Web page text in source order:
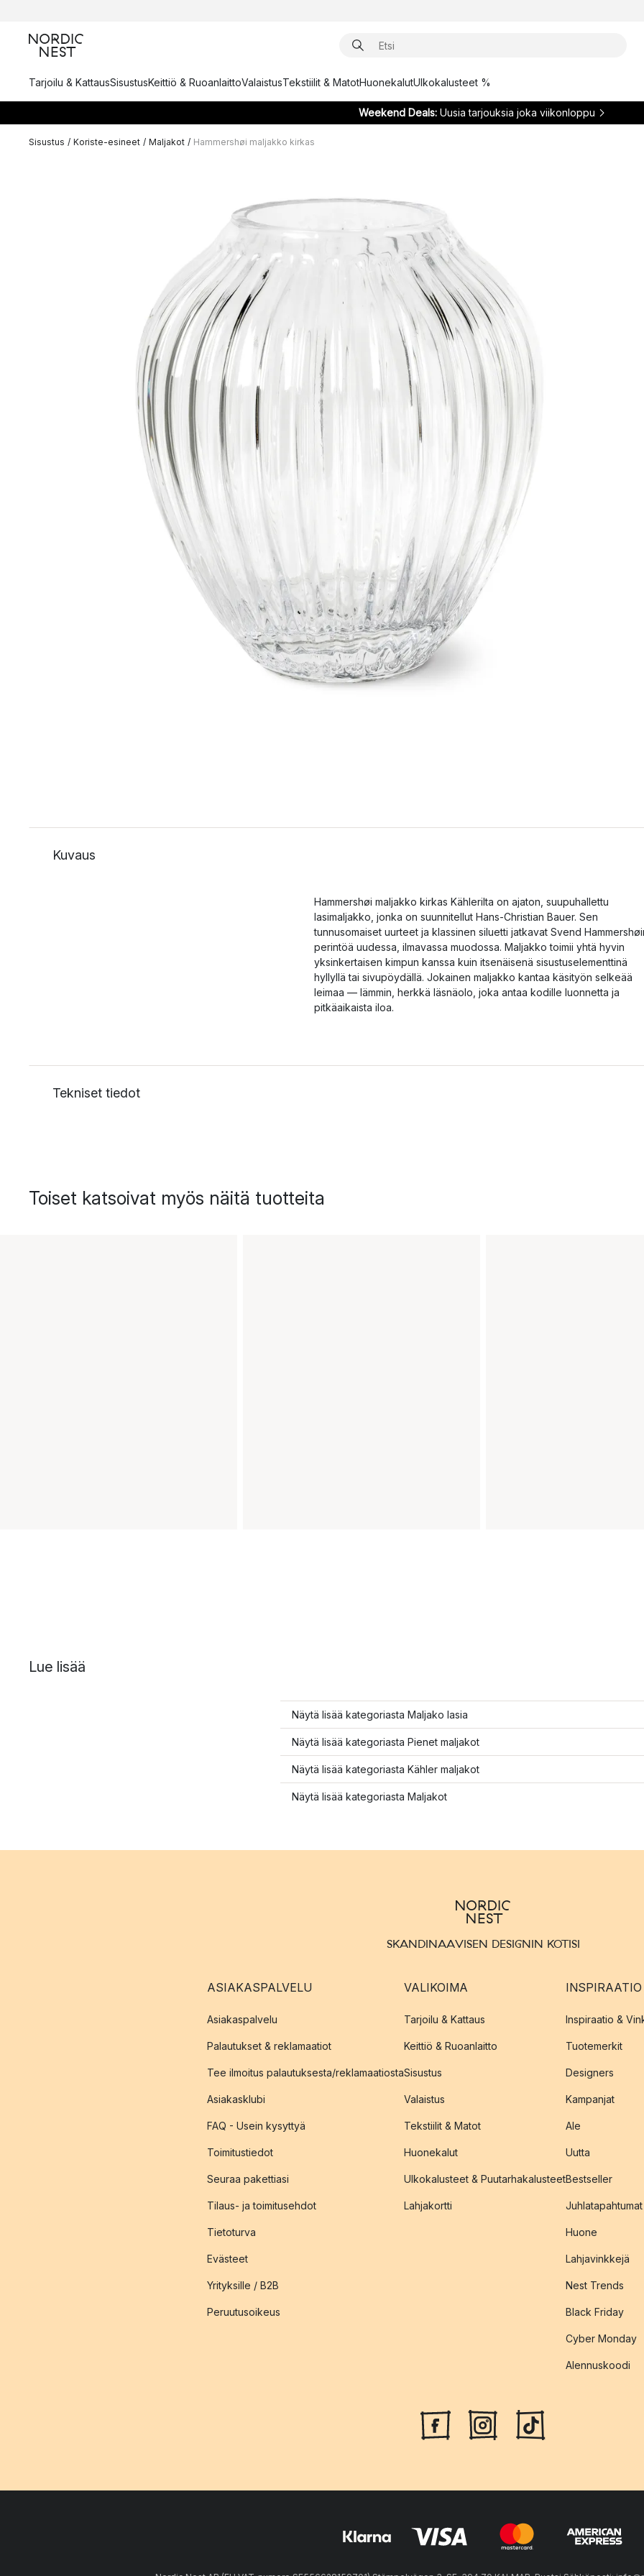
Tarjoilu & KattausSisustusKeittiö & RuoanlaittoValaistusTekstiilit & MatotHuonekalutUlkokalusteet %
Weekend Deals:Uusia tarjouksia joka viikonloppu
Sisustus / Koriste-esineet / Maljakot / Hammershøi maljakko kirkas
Kuvaus
Hammershøi maljakko kirkas Kählerilta on ajaton, suupuhallettu
lasimaljakko, jonka on suunnitellut Hans-Christian Bauer. Sen
tunnusomaiset uurteet ja klassinen siluetti jatkavat Svend
perintöä uudessa, ilmavassa muodossa. Maljakko toimii yhtä hyvin
yksinkertaisen kimpun kanssa kuin itsenäisenä sisustuselementtinä
hyllyllä tai sivupöydällä. Jokainen maljakko kantaa käsityön selkeää
leimaa — lämmin, herkkä läsnäolo, joka antaa kodille luonnetta ja
pitkäaikaista iloa.
Tekniset tiedot
Toiset katsoivat myös näitä tuotteita
Lue lisää
Näytä lisää kategoriasta Maljako lasia
Näytä lisää kategoriasta Pienet maljakot
Näytä lisää kategoriasta Kähler maljakot
Näytä lisää kategoriasta Maljakot
SKANDINAAVISEN DESIGNIN KOTISI
ASIAKASPALVELU
Asiakaspalvelu
Palautukset & reklamaatiot
Tee ilmoitus palautuksesta/reklamaatiosta
Asiakasklubi
FAQ - Usein kysyttyä
Toimitustiedot
Seuraa pakettiasi
Tilaus- ja toimitusehdot
Tietoturva
Evästeet
Yrityksille / B2B
Peruutusoikeus
VALIKOIMA
Tarjoilu & Kattaus
Keittiö & Ruoanlaitto
Sisustus
Valaistus
Tekstiilit & Matot
Huonekalut
Ulkokalusteet & Puutarhakalusteet
Lahjakortti
INSPIRAATIO
Inspiraatio &
Tuotemerkit
Designers
Kampanjat
Ale
Uutta
Bestseller
Juhlatapahtumat
Huone
Lahjavinkkejä
Nest Trends
Black Friday
Cyber Monday
Alennuskoodi